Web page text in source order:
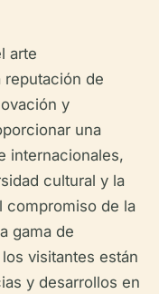
arte
reputación de
y
una
internacionales,
cultural y la
compromiso de la
gama de
visitantes están
y desarrollos en